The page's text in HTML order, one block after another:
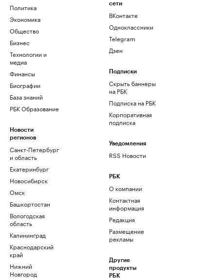
Политика
Экономика
Общество
Бизнес
Технологии и
медиа
Финансы
Биографии
База знаний
РБК Образование
Новости
регионов
Санкт-Петербург
и область
Екатеринбург
Новосибирск
Омск
Башкортостан
Вологодская
область
Калининград
Краснодарский
край
Нижний
Новгород
сети
ВКонтакте
Одноклассники
Telegram
Дзен
Подписки
Скрыть баннеры
на РБК
Подписка на РБК
Корпоративная
подписка
Уведомления
RSS Новости
РБК
О компании
Контактная
информация
Редакция
Размещение
рекламы
Другие
продукты
РБК